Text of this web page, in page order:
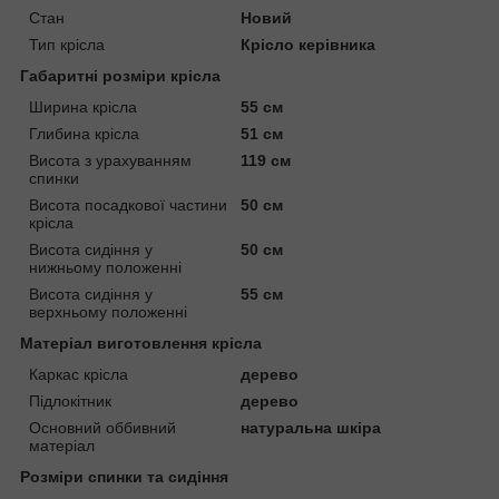
Стан
Новий
Тип крісла
Крісло керівника
Габаритні розміри крісла
Ширина крісла
55 см
Глибина крісла
51 см
Висота з урахуванням
спинки
119 см
Висота посадкової частини
крісла
50 см
Висота сидіння у
нижньому положенні
50 см
Висота сидіння у
верхньому положенні
55 см
Матеріал виготовлення крісла
Каркас крісла
дерево
Підлокітник
дерево
Основний оббивний
матеріал
натуральна шкіра
Розміри спинки та сидіння